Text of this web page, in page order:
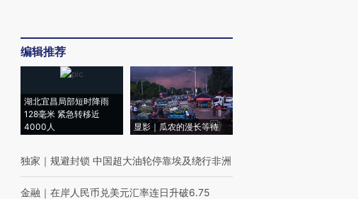
编辑推荐
湖北宜昌局部短时降雨
128毫米 紧急转移近
4000人
显影｜瓜农的漫长等待
独家 ｜ 规避封锁 中国超大油轮停靠埃及绕行非洲
金融 ｜ 在岸人民币兑美元汇率连日升破6.75